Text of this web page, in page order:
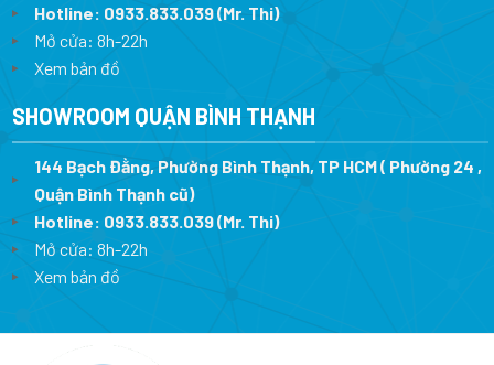
Hotline: 0933.833.039(Mr. Thi)
Mở cửa: 8h-22h
Xem bản đồ
SHOWROOM QUẬN BÌNH THẠNH
144 Bạch Đằng, Phường Bình Thạnh, TP HCM ( Phường 24 ,
Quận Bình Thạnh cũ)
Hotline: 0933.833.039(Mr. Thi)
Mở cửa: 8h-22h
Xem bản đồ